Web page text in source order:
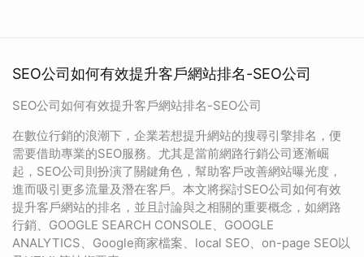
SEO公司如何有效提升客戶網站排名-SEO公司
SEO公司如何有效提升客戶網站排名-SEO公司
在數位行銷的浪潮下，企業若想提升網站的搜尋引擎排名，便
需要借助專業的SEO服務。尤其是當前網路行銷公司逐漸崛
起，SEO公司則扮演了關鍵角色，幫助客戶改善網站曝光度，
進而吸引更多流量及潛在客戶。本文將探討SEO公司如何有效
提升客戶網站的排名，並且討論與之相關的重要概念，如網路
行銷、GOOGLE SEARCH CONSOLE、GOOGLE
ANALYTICS、Google商家檔案、local SEO、on-page SEO以